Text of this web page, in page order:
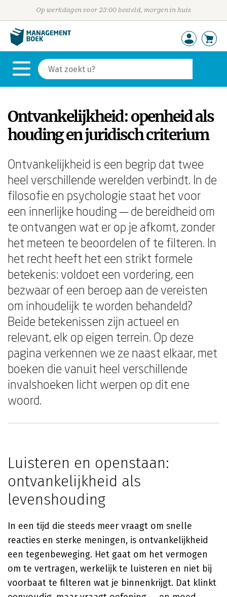
Op werkdagen voor 23:00 besteld, morgen in huis
Ontvankelijkheid: openheid als
houding en juridisch criterium
Ontvankelijkheid is een begrip dat twee
heel verschillende werelden verbindt. In de
filosofie en psychologie staat het voor
een innerlijke houding — de bereidheid om
te ontvangen wat er op je afkomt, zonder
het meteen te beoordelen of te filteren. In
het recht heeft het een strikt formele
betekenis: voldoet een vordering, een
bezwaar of een beroep aan de vereisten
om inhoudelijk te worden behandeld?
Beide betekenissen zijn actueel en
relevant, elk op eigen terrein. Op deze
pagina verkennen we ze naast elkaar, met
boeken die vanuit heel verschillende
invalshoeken licht werpen op dit ene
woord.
Luisteren en openstaan:
ontvankelijkheid als
levenshouding
In een tijd die steeds meer vraagt om snelle
reacties en sterke meningen, is ontvankelijkheid
een tegenbeweging. Het gaat om het vermogen
om te vertragen, werkelijk te luisteren en niet bij
voorbaat te filteren wat je binnenkrijgt. Dat klinkt